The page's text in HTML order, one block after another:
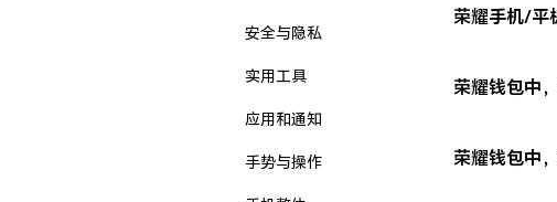
安全与隐私
实用工具
应用和通知
手势与操作
荣耀手机/平
荣耀钱包中
荣耀钱包中